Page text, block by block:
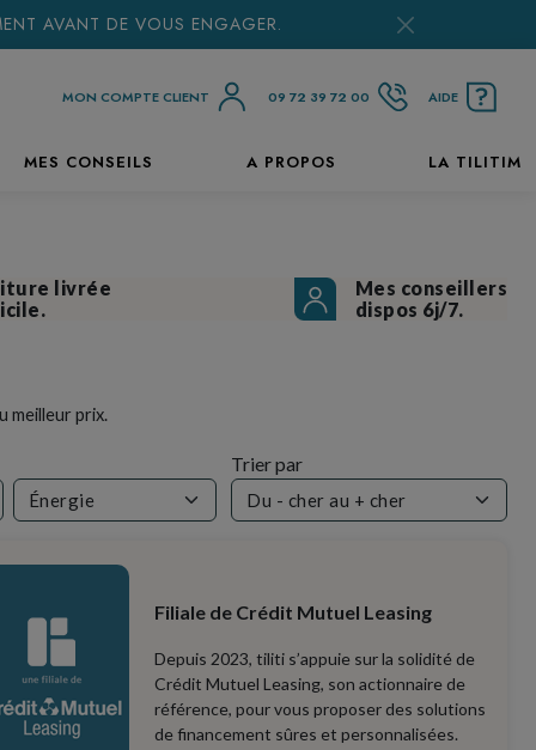
AVANT DE VOUS ENGAGER.
MON COMPTE CLIENT 09 72 39 72 00 AIDE
MES CONSEILS A PROPOS LA TILITIM
livrée
Mes conseillers
dispos 6j/7.
meilleur prix.
Énergie
Trier par
Du - cher au + cher
Filiale de Crédit Mutuel Leasing
Depuis 2023, tiliti s’appuie sur la solidité de
Crédit Mutuel Leasing, son actionnaire de
référence, pour vous proposer des solutions
de financement sûres et personnalisées.